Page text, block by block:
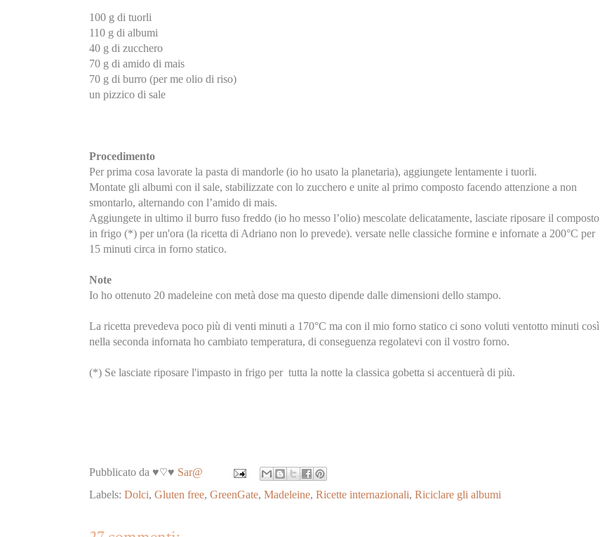
100 g di tuorli
110 g di albumi
40 g di zucchero
70 g di amido di mais
70 g di burro (per me olio di riso)
un pizzico di sale
Procedimento
Per prima cosa lavorate la pasta di mandorle (io ho usato la planetaria), aggiungete lentamente i tuorli.
Montate gli albumi con il sale, stabilizzate con lo zucchero e unite al primo composto facendo attenzione a non
smontarlo, alternando con l’amido di mais.
Aggiungete in ultimo il burro fuso freddo (io ho messo l’olio) mescolate delicatamente, lasciate riposare il composto
in frigo (*) per un'ora (la ricetta di Adriano non lo prevede). versate nelle classiche formine e infornate a 200°C per
15 minuti circa in forno statico.
Note
Io ho ottenuto 20 madeleine con metà dose ma questo dipende dalle dimensioni dello stampo.
La ricetta prevedeva poco più di venti minuti a 170°C ma con il mio forno statico ci sono voluti ventotto minuti così
nella seconda infornata ho cambiato temperatura, di conseguenza regolatevi con il vostro forno.
(*) Se lasciate riposare l'impasto in frigo per tutta la notte la classica gobetta si accentuerà di più.
Pubblicato da ♥♡♥ Sar@
Labels: Dolci, Gluten free, GreenGate, Madeleine, Ricette internazionali, Riciclare gli albumi